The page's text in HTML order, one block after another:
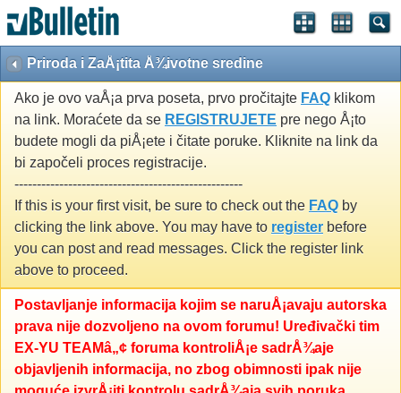
Priroda i ZaÅ¡tita Å¾ivotne sredine
Ako je ovo vaÅ¡a prva poseta, prvo pročitajte FAQ klikom
na link. Moraćete da se REGISTRUJETE pre nego Å¡to
budete mogli da piÅ¡ete i čitate poruke. Kliknite na link da
bi započeli proces registracije.
---------------------------------------------------
If this is your first visit, be sure to check out the FAQ by
clicking the link above. You may have to register before
you can post and read messages. Click the register link
above to proceed.
Postavljanje informacija kojim se naruÅ¡avaju autorska
prava nije dozvoljeno na ovom forumu! Uređivački tim
EX-YU TEAMâ„¢ foruma kontroliÅ¡e sadrÅ¾aje
objavljenih informacija, no zbog obimnosti ipak nije